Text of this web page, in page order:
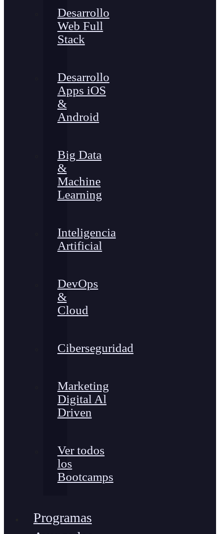
Desarrollo
Web Full
Stack
Desarrollo
Apps iOS
&
Android
Big Data
&
Machine
Learning
Inteligencia
Artificial
DevOps
&
Cloud
Ciberseguridad
Marketing
Digital Al
Driven
Ver todos
los
Bootcamps
Programas